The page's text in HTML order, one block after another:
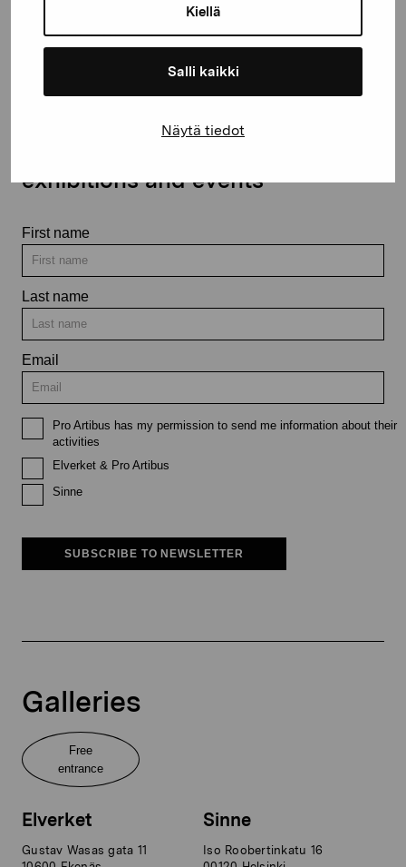
Kiellä
Salli kaikki
Näytä tiedot
Contact us
exhibitions and events
First name
Last name
Email
Pro Artibus has my permission to send me information about their
activities
Elverket & Pro Artibus
Sinne
SUBSCRIBE TO NEWSLETTER
Galleries
Free
entrance
Elverket
Gustav Wasas gata 11
Sinne
Iso Roobertinkatu 16